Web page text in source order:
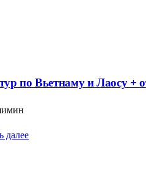
по Вьетнаму и Лаосу +
далее